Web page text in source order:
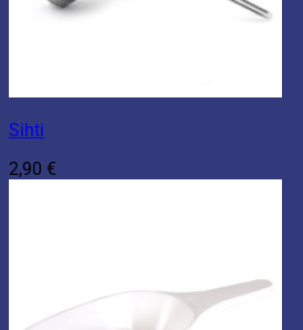
Sihti
2,90 €